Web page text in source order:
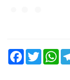
FacebookTwitter